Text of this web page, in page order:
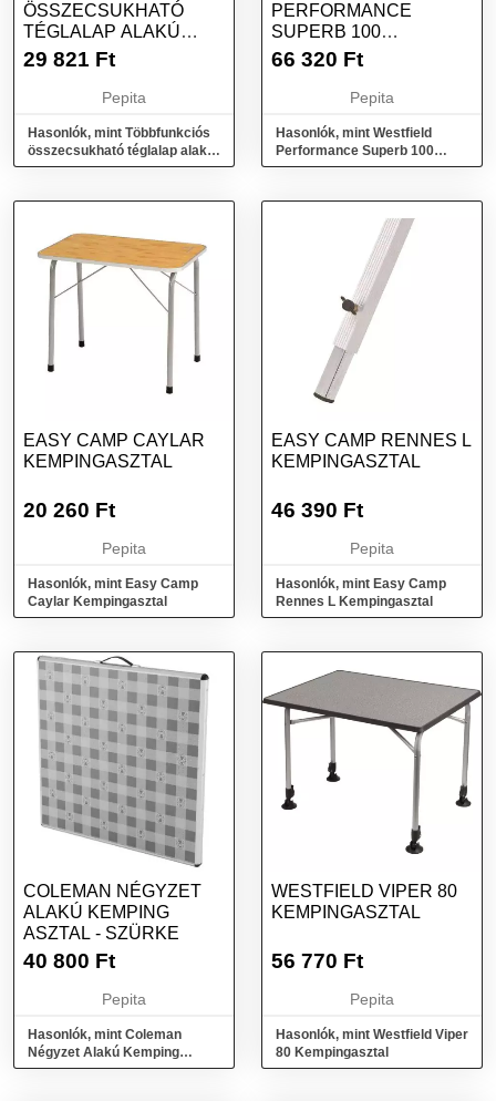
ÖSSZECSUKHATÓ
TÉGLALAP ALAKÚ
ASZTAL,
29 821 Ft
Pepita
Hasonlók, mint Többfunkciós
összecsukható téglalap alakú
asztal, 180x75x75cm, fekete
PERFORMANCE
SUPERB 100
KEMPINGASZTAL
66 320 Ft
Pepita
Hasonlók, mint Westfield
Performance Superb 100
Kempingasztal
EASY CAMP CAYLAR
KEMPINGASZTAL
20 260 Ft
Pepita
Hasonlók, mint Easy Camp
Caylar Kempingasztal
EASY CAMP RENNES L
KEMPINGASZTAL
46 390 Ft
Pepita
Hasonlók, mint Easy Camp
Rennes L Kempingasztal
COLEMAN NÉGYZET
ALAKÚ KEMPING
ASZTAL - SZÜRKE
40 800 Ft
Pepita
Hasonlók, mint Coleman
Négyzet Alakú Kemping
Asztal - Szürke
WESTFIELD VIPER 80
KEMPINGASZTAL
56 770 Ft
Pepita
Hasonlók, mint Westfield Viper
80 Kempingasztal